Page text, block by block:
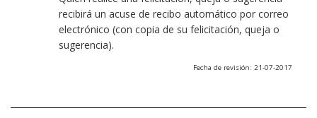
recibirá un acuse de recibo automático por correo
electrónico (con copia de su felicitación, queja o
sugerencia).
Fecha de revisión: 21-07-2017